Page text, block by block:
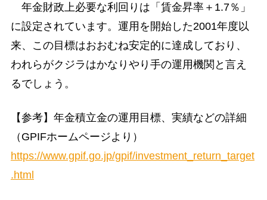
年金財政上必要な利回りは「賃金昇率＋1.7％」
に設定されています。運用を開始した2001年度以
来、この目標はおおむね安定的に達成しており、
われらがクジラはかなりやり手の運用機関と言え
るでしょう。
【参考】年金積立金の運用目標、実績などの詳細
（GPIFホームページより）
https://www.gpif.go.jp/gpif/investment_return_target
.html